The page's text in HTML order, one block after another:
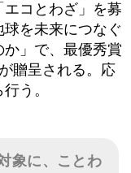
コとわざ」を募
を未来につなぐ
」で、最優秀賞
贈呈される。応
う。
象に、ことわ